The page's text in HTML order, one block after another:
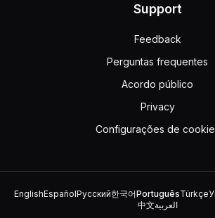
Support
Feedback
Perguntas frequentes
Acordo público
Privacy
Configurações de
EnglishEspañolРусский한국어PortuguêsTürkçe
中文العربية